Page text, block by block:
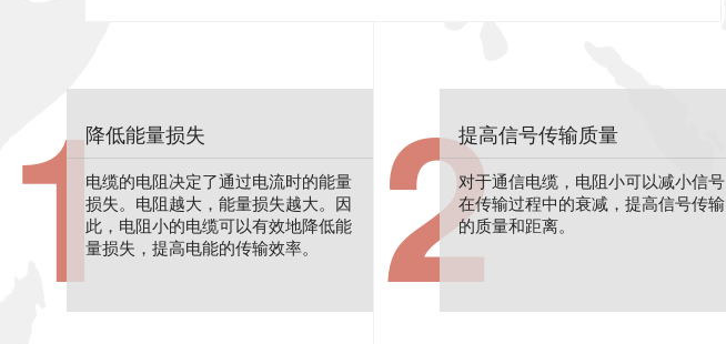
1降低能量损失
电缆的电阻决定了通过电流时的能量
损失。电阻越大，能量损失越大。因
此，电阻小的电缆可以有效地降低能
量损失，提高电能的传输效率。
2提高信号传输质量
对于通信电缆，电阻小可以减小信号
在传输过程中的衰减，提高信号传输
的质量和距离。